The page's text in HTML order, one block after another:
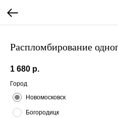
Распломбирование
1 680 р.
Город
Новомосковск
Богородицк